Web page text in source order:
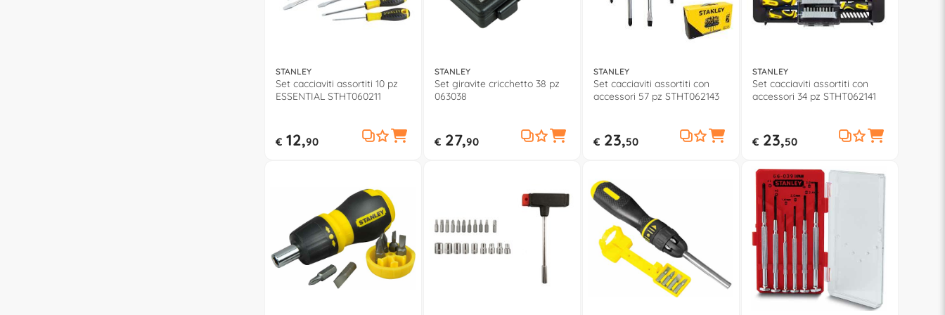
STANLEY
Set cacciaviti assortiti 10 pz
ESSENTIAL STHT060211
€12,90
STANLEY
Set giravite cricchetto 38 pz
063038
€27,90
STANLEY
Set cacciaviti assortiti con
accessori 57 pz STHT062143
€23,50
STANLEY
Set cacciaviti assortiti con
accessori 34 pz STHT062141
€23,50